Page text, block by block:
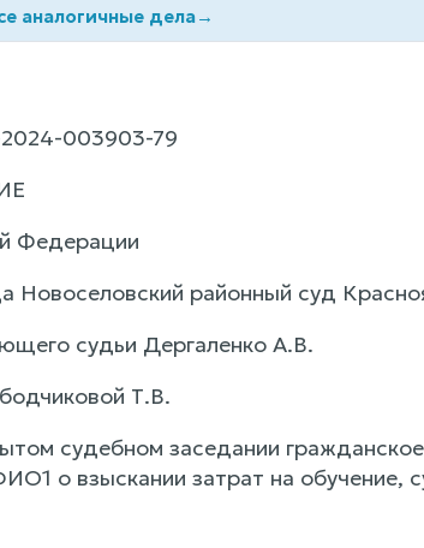
аналогичные дела→
003903-79
Федерации
Новоселовский районный суд
судьи Дергаленко А.В.
Т.В.
судебном заседании
о взыскании затрат на обучение,